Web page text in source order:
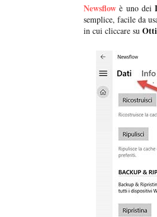
Newsflow è uno dei
semplice, facile da
in cui cliccare su